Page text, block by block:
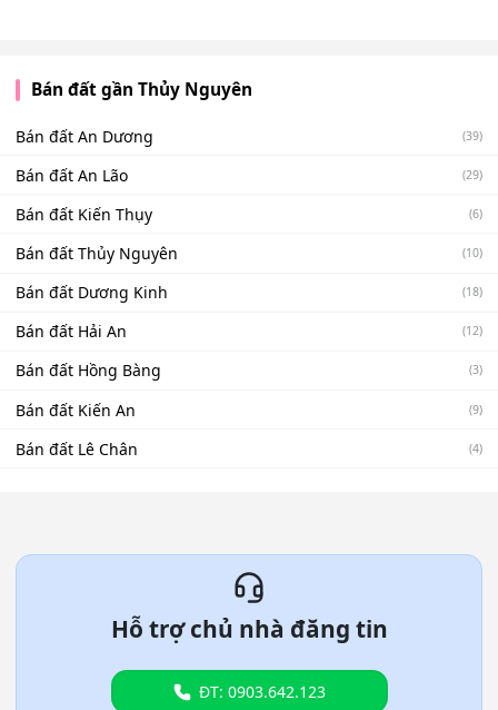
Bán đất gần Thủy Nguyên
Bán đất An Dương (39)
Bán đất An Lão (29)
Bán đất Kiến Thụy (6)
Bán đất Thủy Nguyên (10)
Bán đất Dương Kinh (18)
Bán đất Hải An (12)
Bán đất Hồng Bàng (3)
Bán đất Kiến An (9)
Bán đất Lê Chân (4)
Hỗ trợ chủ nhà đăng tin
ĐT: 0903.642.123